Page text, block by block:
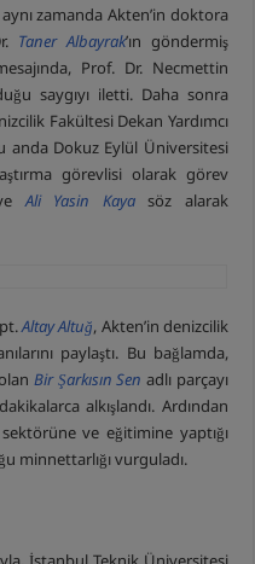
zamanda Akten’in doktora
Taner Albayrak’ın göndermiş
Prof. Dr. Necmettin
saygıyı iletti. Daha sonra
Fakültesi Dekan Yardımcı
anda Dokuz Eylül Üniversitesi
görevlisi olarak görev
Ali Yasin Kayasöz alarak
Altay Altuğ, Akten’in denizcilik
paylaştı. Bu bağlamda,
Bir Şarkısın Sen adlı parçayı
alkışlandı. Ardından
ve eğitimine yaptığı
minnettarlığı vurguladı.